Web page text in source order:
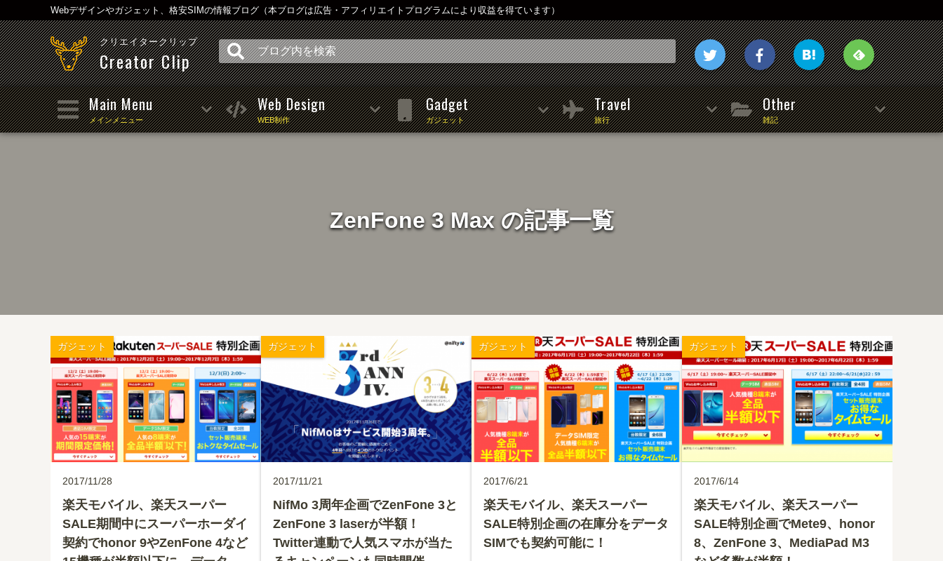
Webデザインやガジェット、格安SIMの情報ブログ（本ブログは広告・アフィリエイトプログラムにより収益を得ています）
クリエイタークリップ
Creator Clip
Main Menu
メインメニュー
Web Design
WEB制作
Gadget
ガジェット
Travel
旅行
Other
雑記
ZenFone 3 Max の記事一覧
ガジェット
2017/11/28
楽天モバイル、楽天スーパー
SALE期間中にスーパーホーダイ
契約でhonor 9やZenFone 4など
ガジェット
2017/11/21
NifMo 3周年企画でZenFone 3と
ZenFone 3 laserが半額！
Twitter連動で人気スマホが当た
ガジェット
2017/6/21
楽天モバイル、楽天スーパー
SALE特別企画の在庫分をデータ
SIMでも契約可能に！
ガジェット
2017/6/14
楽天モバイル、楽天スーパー
SALE特別企画でMete9、honor
8、ZenFone 3、MediaPad M3